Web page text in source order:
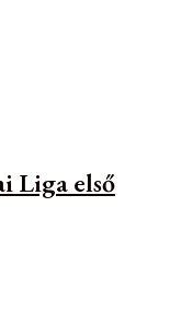
Liga első